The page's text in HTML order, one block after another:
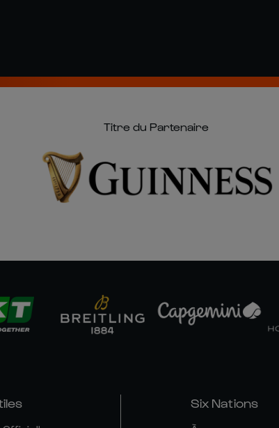
Titre du Partenaire
Six Nations